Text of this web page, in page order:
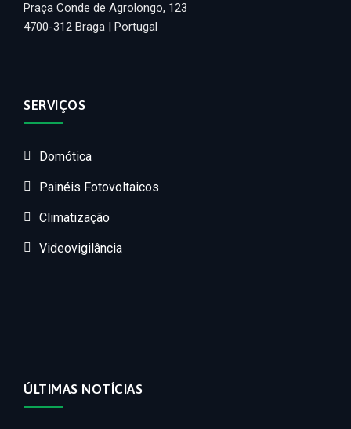
Praça Conde de Agrolongo, 123
4700-312 Braga | Portugal
SERVIÇOS
Domótica
Painéis Fotovoltaicos
Climatização
Videovigilância
ÚLTIMAS NOTÍCIAS